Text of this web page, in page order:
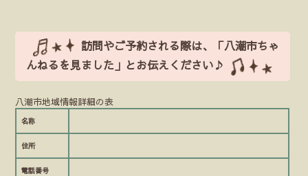
訪問やご予約される際は、「八潮市ちゃ
んねるを見ました」とお伝えください♪
八潮市地域情報詳細の表
名称
住所
電話番号